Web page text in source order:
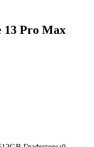
13 Pro Max